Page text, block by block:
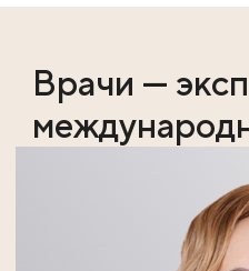
Врачи —